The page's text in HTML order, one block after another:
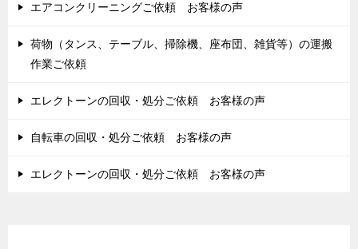
エアコンクリーニングご依頼 お客様の声
荷物（タンス、テーブル、掃除機、座布団、雑貨等）の運搬
作業ご依頼
エレクトーンの回収・処分ご依頼 お客様の声
自転車の回収・処分ご依頼 お客様の声
エレクトーンの回収・処分ご依頼 お客様の声